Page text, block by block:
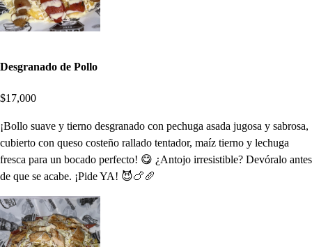
Desgranado de Pollo
$17,000
¡Bollo suave y tierno desgranado con pechuga asada jugosa y sabrosa,
cubierto con queso costeño rallado tentador, maíz tierno y lechuga
fresca para un bocado perfecto! 😋 ¿Antojo irresistible? Devóralo antes
de que se acabe. ¡Pide YA! 😈🍗🥖